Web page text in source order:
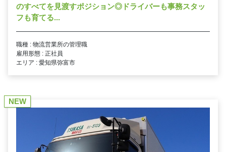
のすべてを見渡すポジション◎ドライバーも事務スタッ
フも育てる...
職種 : 物流営業所の管理職
雇用形態 : 正社員
エリア : 愛知県弥富市
NEW